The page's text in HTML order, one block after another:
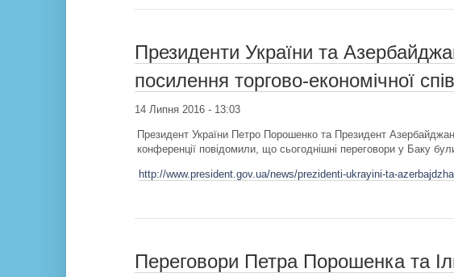
Президенти України та
посилення торгово-економічної
14 Липня 2016 - 13:03
Президент України Петро Порошенко та Президент
конференції повідомили, що сьогоднішні переговори у Баку
http://www.president.gov.ua/news/prezidenti-ukrayini-ta-
Переговори Петра Порошенка та